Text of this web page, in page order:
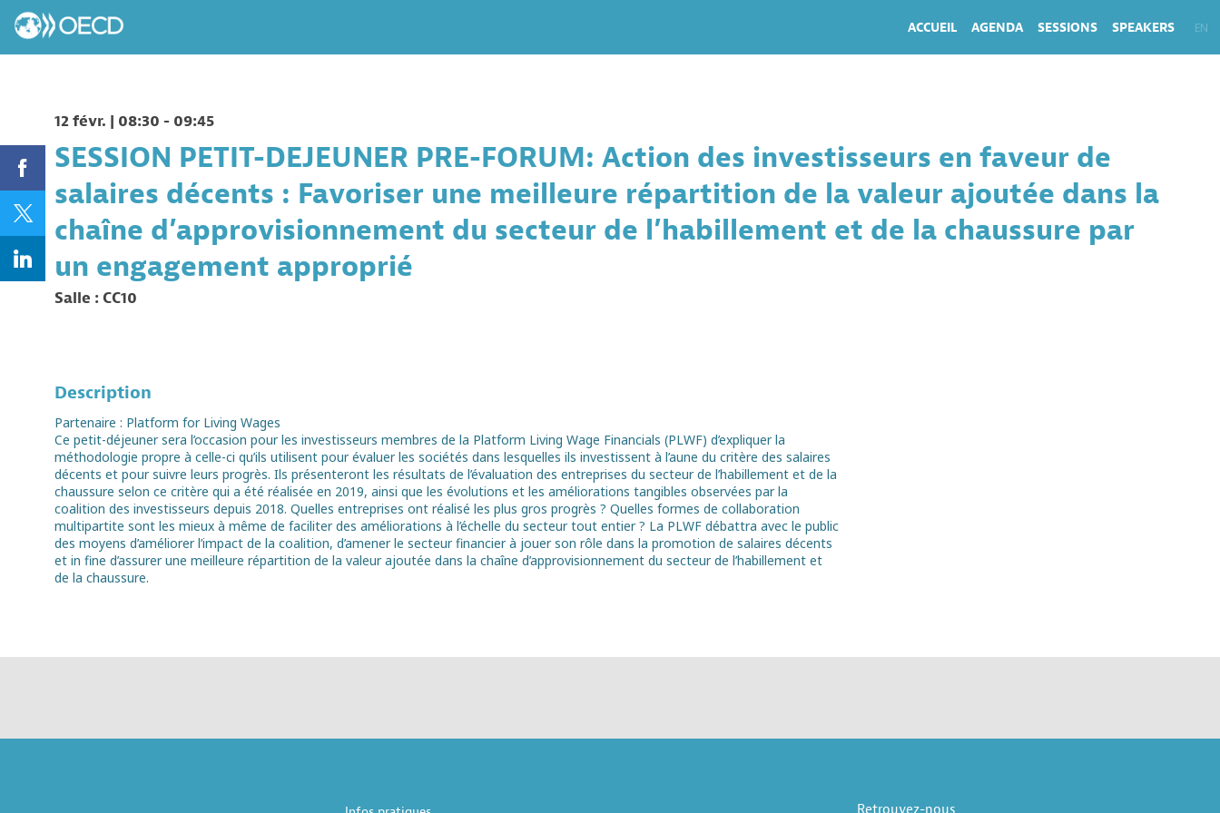
ACCUEIL AGENDA SESSIONS SPEAKERS EN
12 févr. | 08:30 - 09:45
SESSION PETIT-DEJEUNER PRE-FORUM: Action des investisseurs en faveur de
salaires décents : Favoriser une meilleure répartition de la valeur ajoutée dans la
chaîne d’approvisionnement du secteur de l’habillement et de la chaussure par
un engagement approprié
Salle :CC10
Description
Partenaire : Platform for Living Wages
Ce petit-déjeuner sera l’occasion pour les investisseurs membres de la Platform Living Wage Financials (PLWF) d’expliquer la
méthodologie propre à celle-ci qu’ils utilisent pour évaluer les sociétés dans lesquelles ils investissent à l’aune du critère des salaires
décents et pour suivre leurs progrès. Ils présenteront les résultats de l’évaluation des entreprises du secteur de l’habillement et de la
chaussure selon ce critère qui a été réalisée en 2019, ainsi que les évolutions et les améliorations tangibles observées par la
coalition des investisseurs depuis 2018. Quelles entreprises ont réalisé les plus gros progrès ? Quelles formes de collaboration
multipartite sont les mieux à même de faciliter des améliorations à l’échelle du secteur tout entier ? La PLWF débattra avec le public
des moyens d’améliorer l’impact de la coalition, d’amener le secteur financier à jouer son rôle dans la promotion de salaires décents
et in fine d’assurer une meilleure répartition de la valeur ajoutée dans la chaîne d’approvisionnement du secteur de l’habillement et
de la chaussure.
Retrouvez-nous